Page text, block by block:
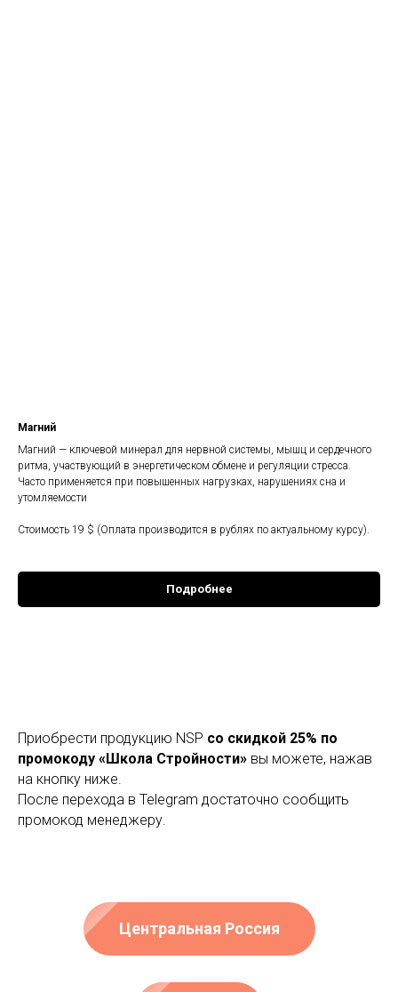
Магний
Магний — ключевой минерал для нервной системы, мышц и сердечного
ритма, участвующий в энергетическом обмене и регуляции стресса.
Часто применяется при повышенных нагрузках, нарушениях сна и
утомляемости
Стоимость 19 $ (Оплата производится в рублях по актуальному курсу).
Подробнее
Приобрести продукцию NSP со скидкой 25% по
промокоду «Школа Стройности» вы можете, нажав
на кнопку ниже.
После перехода в Telegram достаточно сообщить
промокод менеджеру.
Центральная Россия